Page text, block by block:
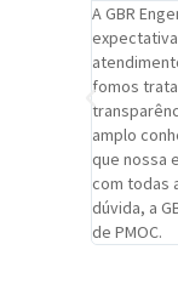
A GBR
fomos
amplo
que nossa
com todas
dúvida, a
de PMOC.